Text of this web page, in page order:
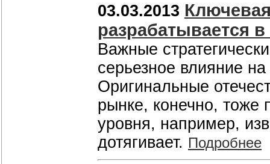
03.03.2013
разрабатывается
Важные
серьезное влияние
Оригинальные
рынке, конечно, тоже
уровня, например,
дотягивает. Подробнее